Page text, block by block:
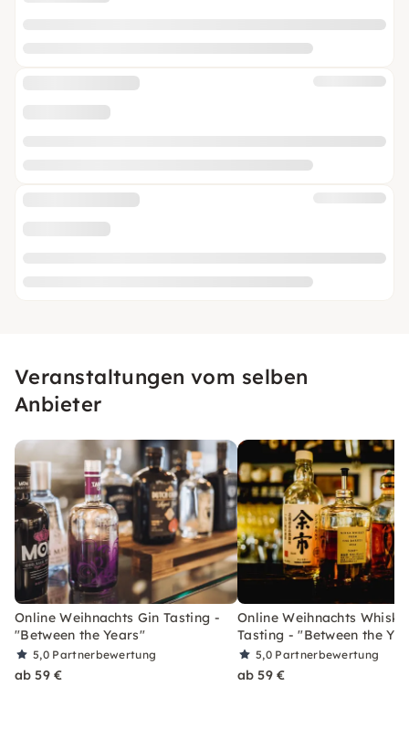
Veranstaltungen vom selben
Anbieter
Online Weihnachts Gin Tasting -
"Between the Years"
5,0 Partnerbewertung
ab 59 €
Online Weihnachts Whisky
Tasting - "Between the
5,0 Partnerbewertung
ab 59 €